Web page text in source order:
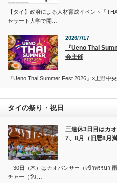
【タイ】政府による人材育成イベント「
セサート大学で開…
2026/7/17
『Ueno Thai
会主催
『Ueno Thai Summer Fest 2026』×上野中
タイの祭り・祝日
三連休3日目はカ
7、8月（旧暦8月
30日（木）はカオパンサー（เข้าพรรษา
チャー（วัน…